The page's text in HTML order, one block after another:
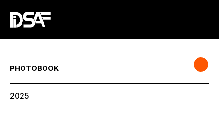
PHOTOBOOK
2025